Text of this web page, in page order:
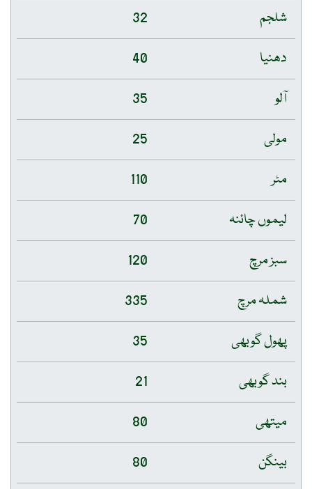
شلجم
32
دھنیا
40
آلو
35
مولی
25
مٹر
110
لیموں چائنہ
70
سبز مرچ
120
شملہ مرچ
335
پھول گوبھی
35
بند گوبھی
21
میتھی
80
بینگن
80